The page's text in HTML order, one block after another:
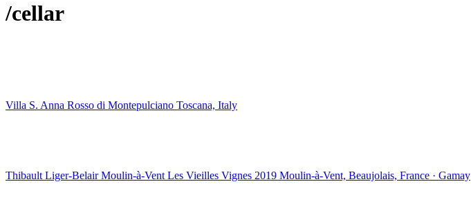
/cellar
Villa S. Anna Rosso di Montepulciano Toscana, Italy
Thibault Liger-Belair Moulin-à-Vent Les Vieilles Vignes 2019 Moulin-à-Vent, Beaujolais, France · Gamay